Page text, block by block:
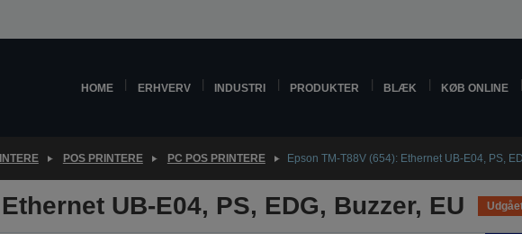
HOME ERHVERV INDUSTRI PRODUKTER BLÆK KØB ONLINE
POS PRINTERE PC POS PRINTERE Epson TM-T88V (654): Ethernet UB-E04, PS,
UB-E04, PS, EDG, Buzzer, EU